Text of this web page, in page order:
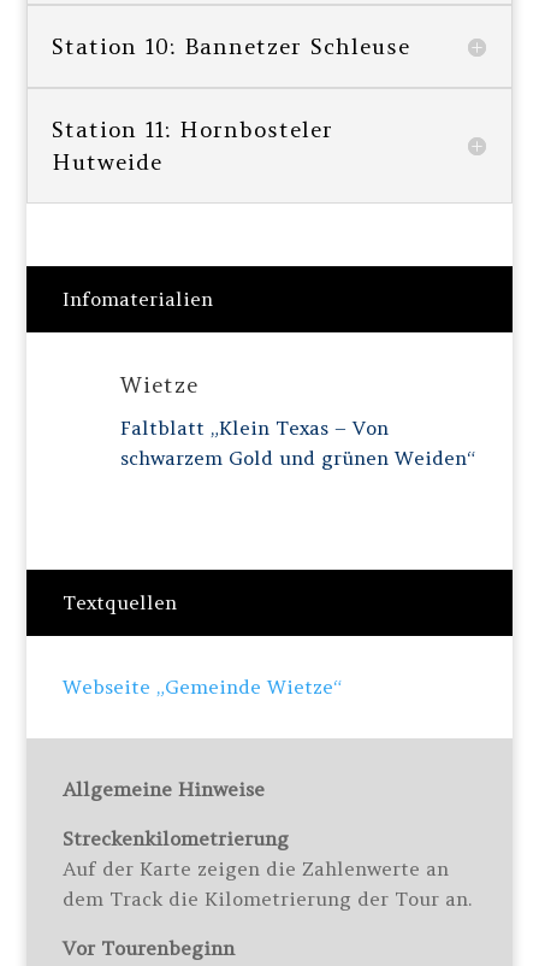
Station 10: Bannetzer Schleuse
Station 11: Hornbosteler
Hutweide
Infomaterialien
Wietze
Faltblatt „Klein Texas – Von
schwarzem Gold und grünen Weiden“
Textquellen
Webseite „Gemeinde Wietze“
Allgemeine Hinweise
Streckenkilometrierung
Auf der Karte zeigen die Zahlenwerte an
dem Track die Kilometrierung der Tour an.
Vor Tourenbeginn